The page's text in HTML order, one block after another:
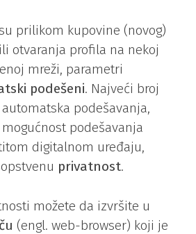
prilikom kupovine (novog)
otvaranja profila na nekoj
mreži, parametri
podešeni. Najveći broj
podešavanja,
podešavanja
digitalnom uređaju,
privatnost.
možete da izvršite u
(engl. web-browser) koji je